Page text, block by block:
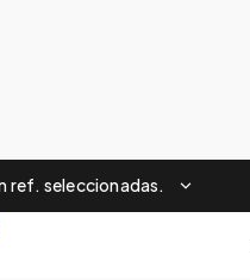
ref. seleccionadas.